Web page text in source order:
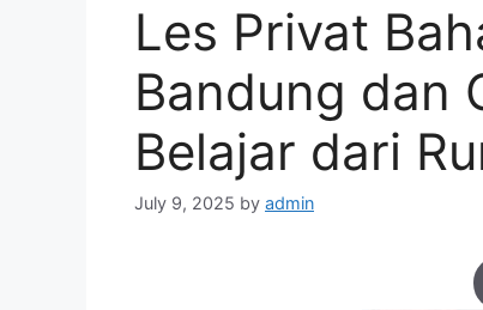
Les Privat
Bandung dan
Belajar dari
July 9, 2025 by admin